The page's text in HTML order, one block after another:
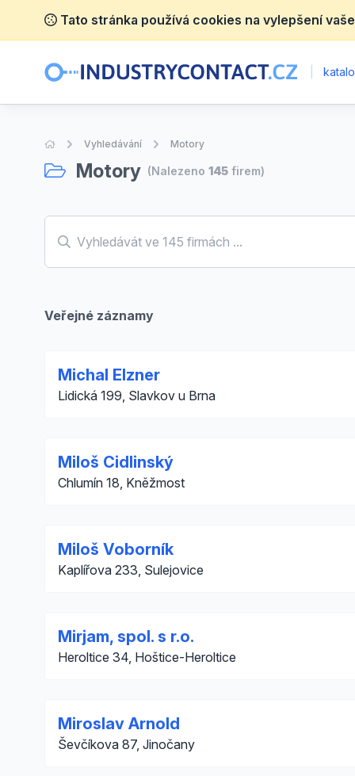
Tato stránka používá cookies na vylepšení
Úvodní stránka
Vyhledávání Motory
Motory (Nalezeno 145 firem)
Veřejné záznamy
Michal Elzner
Lidická 199, Slavkov u Brna
Miloš Cidlinský
Chlumín 18, Kněžmost
Miloš Voborník
Kaplířova 233, Sulejovice
Mirjam, spol. s r.o.
Heroltice 34, Hoštice-Heroltice
Miroslav Arnold
Ševčíkova 87, Jinočany